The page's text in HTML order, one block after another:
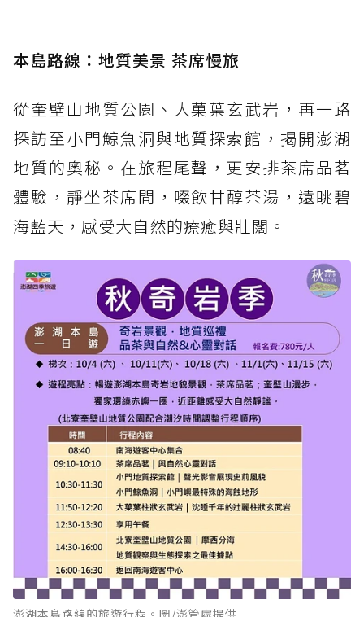
本島路線：地質美景 茶席慢旅
從奎壁山地質公園、大菓葉玄武岩，再一路
探訪至小門鯨魚洞與地質探索館，揭開澎湖
地質的奧秘。在旅程尾聲，更安排茶席品茗
體驗，靜坐茶席間，啜飲甘醇茶湯，遠眺碧
海藍天，感受大自然的療癒與壯闊。